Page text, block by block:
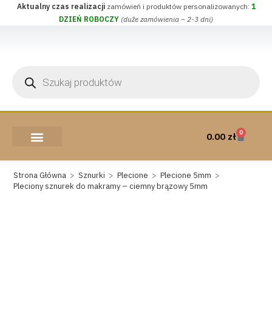
Aktualny czas realizacjizamówień i produktów personalizowanych: 1
DZIEŃ ROBOCZY (duże zamówienia – 2-3 dni)
0.00 zł 0
Strona Główna > Sznurki > Plecione > Plecione 5mm >
Pleciony sznurek do makramy – ciemny brązowy 5mm